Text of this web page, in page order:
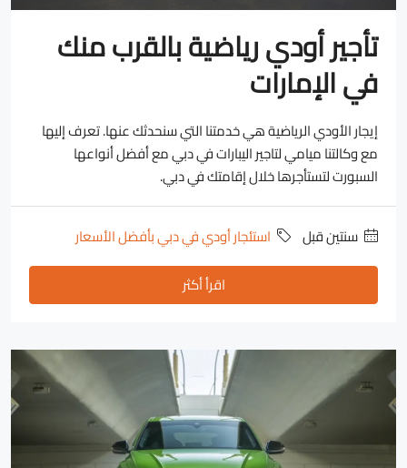
تأجير أودي رياضية بالقرب منك
في الإمارات
إيجار الأودي الرياضية هي خدمتنا التي سنحدثك عنها. تعرف إليها
مع وكالتنا ميامي لتاجير اليبارات في دبي مع أفضل أنواعها
السبورت لتستأجرها خلال إقامتك في دبي.
‏سنتين قبل
استئجار أودي في دبي بأفضل الأسعار
اقرأ أكثر